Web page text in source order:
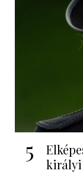
5
királyi